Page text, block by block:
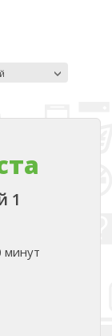
1
минут